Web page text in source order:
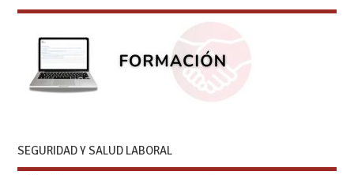
SEGURIDAD Y SALUD LABORAL